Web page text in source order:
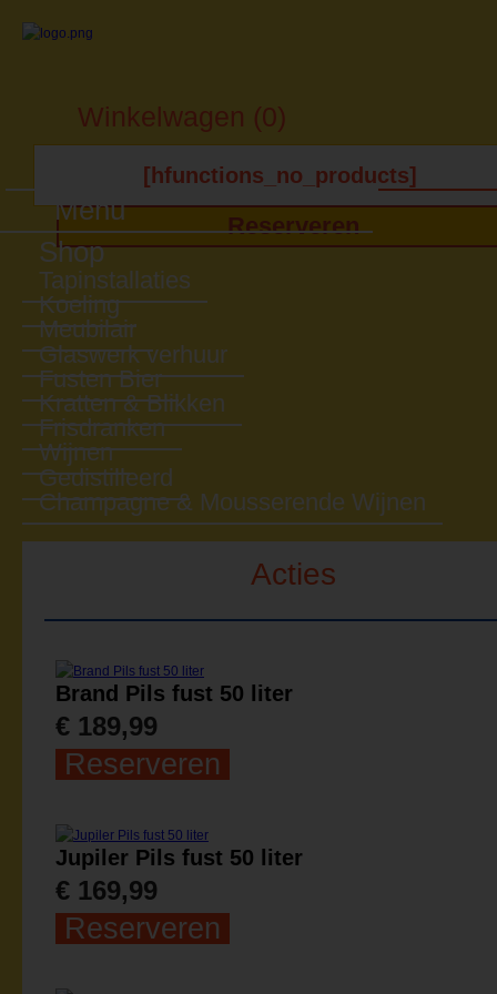
Winkelwagen (0)
[hfunctions_no_products]
Reserveren
Menu
Shop
Tapinstallaties
Koeling
Meubilair
Glaswerk verhuur
Fusten Bier
Kratten & Blikken
Frisdranken
Wijnen
Gedistilleerd
Champagne & Mousserende Wijnen
Acties
Brand Pils fust 50 liter
€ 189,99
Reserveren
Jupiler Pils fust 50 liter
€ 169,99
Reserveren